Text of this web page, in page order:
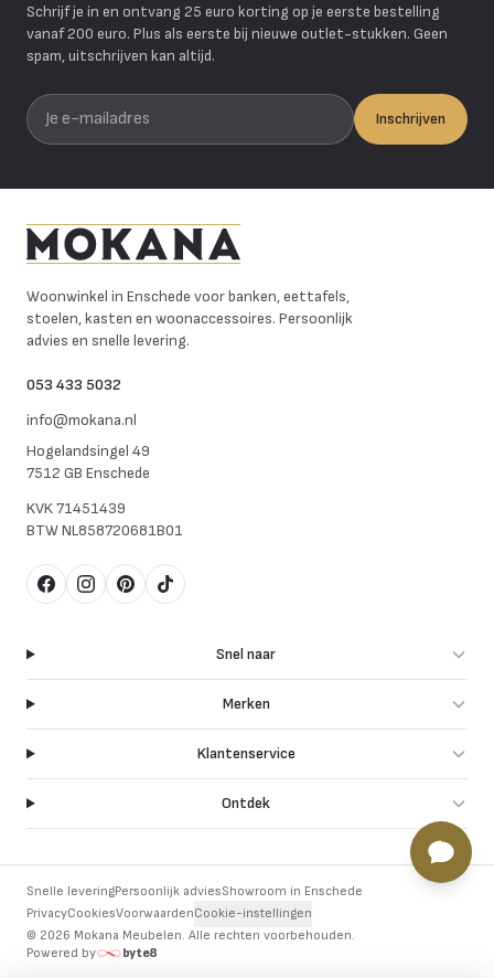
Schrijf je in en ontvang 25 euro korting op je eerste bestelling
vanaf 200 euro. Plus als eerste bij nieuwe outlet-stukken. Geen
spam, uitschrijven kan altijd.
Je e-mailadres
Inschrijven
Woonwinkel in Enschede voor banken, eettafels,
stoelen, kasten en woonaccessoires. Persoonlijk
advies en snelle levering.
053 433 5032
info@mokana.nl
Hogelandsingel 49
7512 GB Enschede
KVK71451439
BTWNL858720681B01
FacebookInstagram
Pinterest
TikTok
Snel naar
Merken
Klantenservice
Ontdek
Snelle leveringPersoonlijk adviesShowroom in Enschede
PrivacyCookiesVoorwaardenCookie-instellingen
© 2026 Mokana Meubelen. Alle rechten voorbehouden.
Powered by
byte8